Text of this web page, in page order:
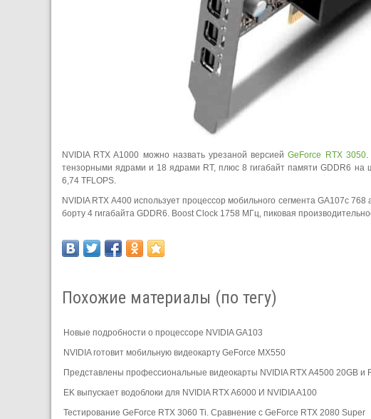
NVIDIA RTX A1000 можно назвать урезаной версиейGeForce RTX 3050.
тензорными ядрами и 18 ядрами RT, плюс 8 гигабайт памяти GDDR6
6,74 TFLOPS.
NVIDIA RTX A400 использует процессор мобильного сегмента GA107с
борту 4 гигабайта GDDR6. Boost Clock 1758 МГц, пиковая
Похожие материалы (по тегу)
Новые подробности о процессоре NVIDIA GA103
NVIDIA готовит мобильную видеокарту GeForce MX550
Представлены профессиональные видеокарты NVIDIA RTX A4500 20GB и
EK выпускает водоблоки для NVIDIA RTX A6000 И NVIDIA A100
Тестирование GeForce RTX 3060 Ti. Сравнение с GeForce RTX 2080 Super